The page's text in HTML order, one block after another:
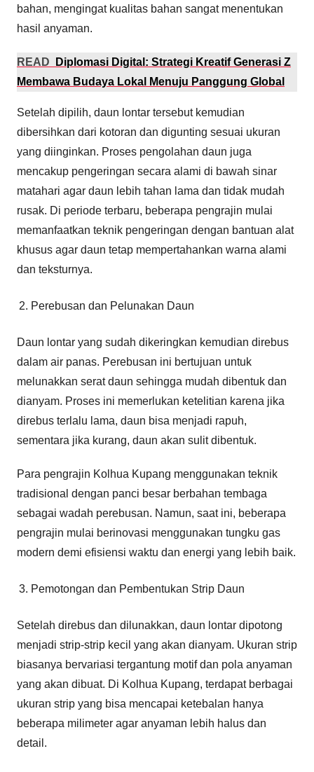
bahan, mengingat kualitas bahan sangat menentukan
hasil anyaman.
READ
Diplomasi Digital: Strategi Kreatif Generasi Z
Membawa Budaya Lokal Menuju Panggung Global
Setelah dipilih, daun lontar tersebut kemudian
dibersihkan dari kotoran dan digunting sesuai ukuran
yang diinginkan. Proses pengolahan daun juga
mencakup pengeringan secara alami di bawah sinar
matahari agar daun lebih tahan lama dan tidak mudah
rusak. Di periode terbaru, beberapa pengrajin mulai
memanfaatkan teknik pengeringan dengan bantuan alat
khusus agar daun tetap mempertahankan warna alami
dan teksturnya.
Perebusan dan Pelunakan Daun
Daun lontar yang sudah dikeringkan kemudian direbus
dalam air panas. Perebusan ini bertujuan untuk
melunakkan serat daun sehingga mudah dibentuk dan
dianyam. Proses ini memerlukan ketelitian karena jika
direbus terlalu lama, daun bisa menjadi rapuh,
sementara jika kurang, daun akan sulit dibentuk.
Para pengrajin Kolhua Kupang menggunakan teknik
tradisional dengan panci besar berbahan tembaga
sebagai wadah perebusan. Namun, saat ini, beberapa
pengrajin mulai berinovasi menggunakan tungku gas
modern demi efisiensi waktu dan energi yang lebih baik.
Pemotongan dan Pembentukan Strip Daun
Setelah direbus dan dilunakkan, daun lontar dipotong
menjadi strip-strip kecil yang akan dianyam. Ukuran strip
biasanya bervariasi tergantung motif dan pola anyaman
yang akan dibuat. Di Kolhua Kupang, terdapat berbagai
ukuran strip yang bisa mencapai ketebalan hanya
beberapa milimeter agar anyaman lebih halus dan
detail.